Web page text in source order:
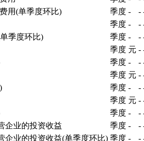
用(单季度环比)
季度 - -
季度 - -
季度环比)
季度 - -
季度 元 -
季度 - -
季度 元 -
季度 - -
季度 元 -
季度 - -
企业的投资收益
季度 - -
企业的投资收益(单季度环比) 季度 - -